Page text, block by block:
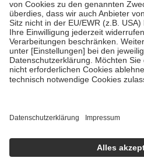
Um das Engagement der
stärken und die besondere Stellung
fallenkeine Zuzahlungenan bei:
• Kindern und Jugendlichen bis zum
mit Ausnahme der Fahrkosten
• Untersuchungen zur Vorsorge und
GKV getragen werden
Einholung von Bewertungen.
getroffen, um sicherzustellen, dass